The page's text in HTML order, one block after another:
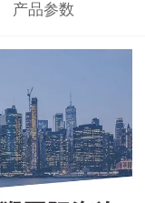
产品参数